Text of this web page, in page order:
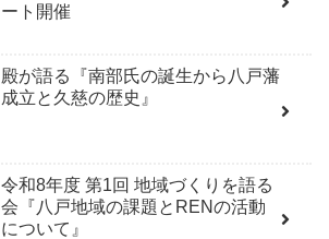
ート開催
殿が語る『南部氏の誕生から八戸藩
成立と久慈の歴史』
令和8年度 第1回 地域づくりを語る
会『八戸地域の課題とRENの活動
について』